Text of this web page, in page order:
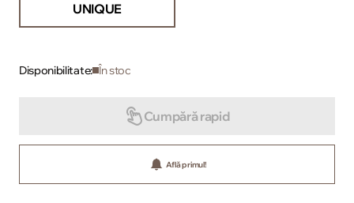
UNIQUE
Disponibilitate: În stoc
Cumpără rapid
Află primul!